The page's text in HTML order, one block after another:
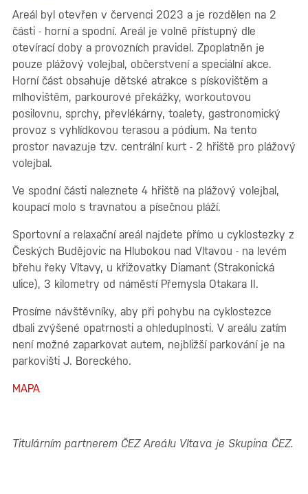
Areál byl otevřen v červenci 2023 a je rozdělen na 2
části - horní a spodní. Areál je volně přístupný dle
otevírací doby a provozních pravidel. Zpoplatněn je
pouze plážový volejbal, občerstvení a speciální akce.
Horní část obsahuje dětské atrakce s pískovištěm a
mlhovištěm, parkourové překážky, workoutovou
posilovnu, sprchy, převlékárny, toalety, gastronomický
provoz s vyhlídkovou terasou a pódium. Na tento
prostor navazuje tzv. centrální kurt - 2 hřiště pro plážový
volejbal.
Ve spodní části naleznete 4 hřiště na plážový volejbal,
koupací molo s travnatou a písečnou pláží.
Sportovní a relaxační areál najdete přímo u cyklostezky z
Českých Budějovic na Hlubokou nad Vltavou - na levém
břehu řeky Vltavy, u křižovatky Diamant (Strakonická
ulice), 3 kilometry od náměstí Přemysla Otakara II.
Prosíme návštěvníky, aby při pohybu na cyklostezce
dbali zvýšené opatrnosti a ohleduplnosti. V areálu zatím
není možné zaparkovat autem, nejbližší parkování je na
parkovišti J. Boreckého.
MAPA
Titulárním partnerem ČEZ Areálu Vltava je Skupina ČEZ.